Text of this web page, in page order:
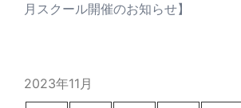
月スクール開催のお知らせ】
2023年11月